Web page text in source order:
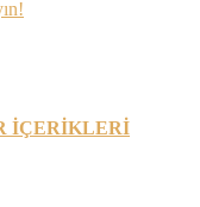
İÇERİKLERİ